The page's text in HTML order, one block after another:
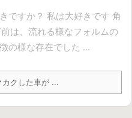
ですか？ 私は大好きです 角
は、流れる様なフォルムの
の様な存在でした ...
クした車が ...